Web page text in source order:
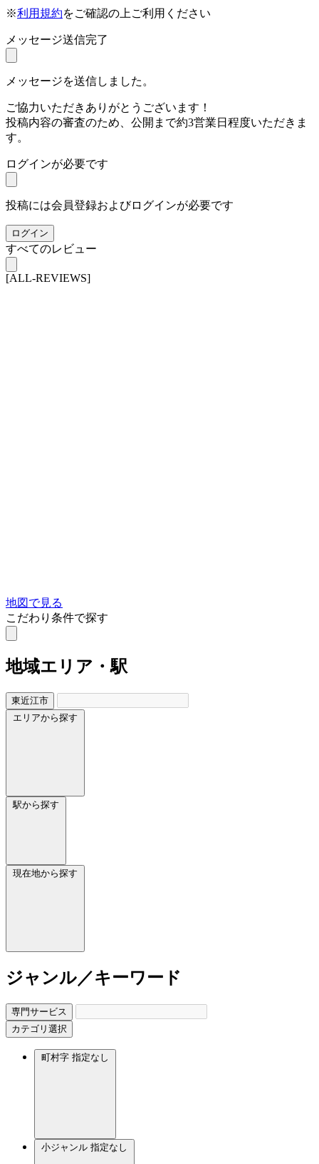
※利用規約をご確認の上ご利用ください
メッセージ送信完了
メッセージを送信しました。
ご協力いただきありがとうございます！
投稿内容の審査のため、公開まで約3営業日程度いただきま
す。
ログインが必要です
投稿には会員登録およびログインが必要です
ログイン
すべてのレビュー
[ALL-REVIEWS]
地図で見る
こだわり条件で探す
地域エリア・駅
東近江市
エリアから探す
駅から探す
現在地から探す
ジャンル／キーワード
専門サービス
カテゴリ選択
町村字 指定なし
小ジャンル 指定なし